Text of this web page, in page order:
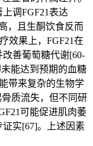
调FGF21表达
，且生酮饮食反而
效果上，FGF21在
善葡萄糖代谢[60-
能达到预期的血糖
带来复杂的生物学
质流失，但不同研
可能促进肌肉萎
实[67]。上述因素